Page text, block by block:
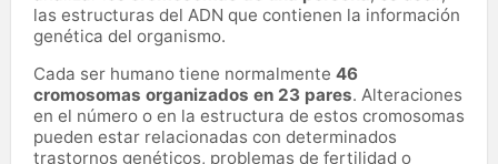
las estructuras del ADN que contienen la información
genética del organismo.
Cada ser humano tiene normalmente 46
cromosomas organizados en 23 pares. Alteraciones
en el número o en la estructura de estos cromosomas
pueden estar relacionadas con determinados
trastornos genéticos, problemas de fertilidad o